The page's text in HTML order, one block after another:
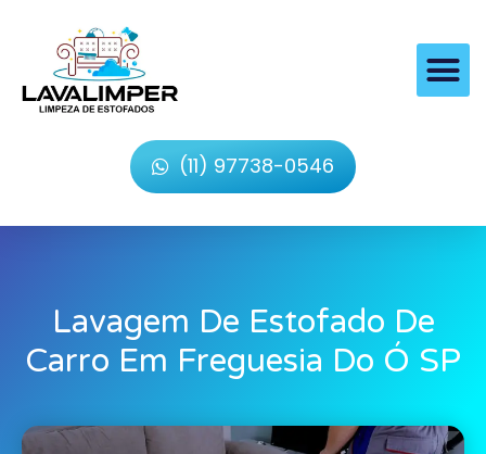
(11) 97738-0546
Lavagem De Estofado De
Carro Em Freguesia Do Ó SP